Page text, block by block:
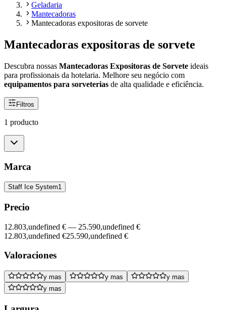
Geladaria
Mantecadoras
Mantecadoras expositoras de sorvete
Mantecadoras expositoras de sorvete
Descubra nossas Mantecadoras Expositoras de Sorvete ideais
para profissionais da hotelaria. Melhore seu negócio com
equipamentos para sorveterias de alta qualidade e eficiência.
Filtros
1 producto
Marca
Staff Ice System1
Precio
12.803,undefined € — 25.590,undefined €
12.803,undefined €25.590,undefined €
Valoraciones
y mas y mas
y mas
y mas